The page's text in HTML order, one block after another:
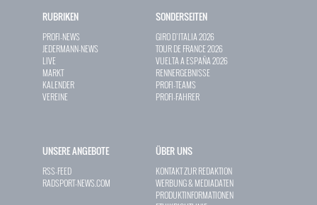
RUBRIKEN
PROFI-NEWS
JEDERMANN-NEWS
LIVE
MARKT
KALENDER
VEREINE
SONDERSEITEN
GIRO D`ITALIA 2026
TOUR DE FRANCE 2026
VUELTA A ESPAÑA 2026
RENNERGEBNISSE
PROFI-TEAMS
PROFI-FAHRER
UNSERE ANGEBOTE
RSS-FEED
RADSPORT-NEWS.COM
ÜBER UNS
KONTAKT ZUR REDAKTION
WERBUNG & MEDIADATEN
PRODUKTINFORMATIONEN